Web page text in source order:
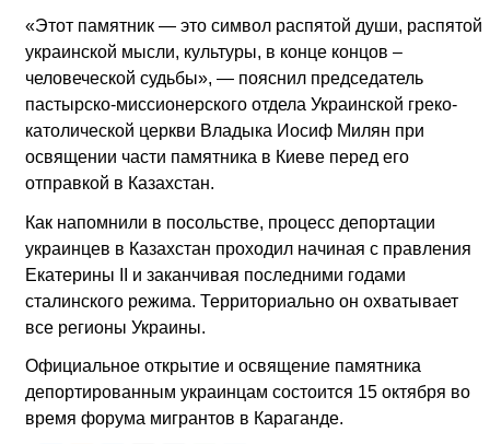
«Этот памятник — это символ распятой души, распятой
украинской мысли, культуры, в конце концов –
человеческой судьбы», — пояснил председатель
пастырско-миссионерского отдела Украинской греко-
католической церкви Владыка Иосиф Милян при
освящении части памятника в Киеве перед его
отправкой в Казахстан.
Как напомнили в посольстве, процесс депортации
украинцев в Казахстан проходил начиная с правления
Екатерины II и заканчивая последними годами
сталинского режима. Территориально он охватывает
все регионы Украины.
Официальное открытие и освящение памятника
депортированным украинцам состоится 15 октября во
время форума мигрантов в Караганде.